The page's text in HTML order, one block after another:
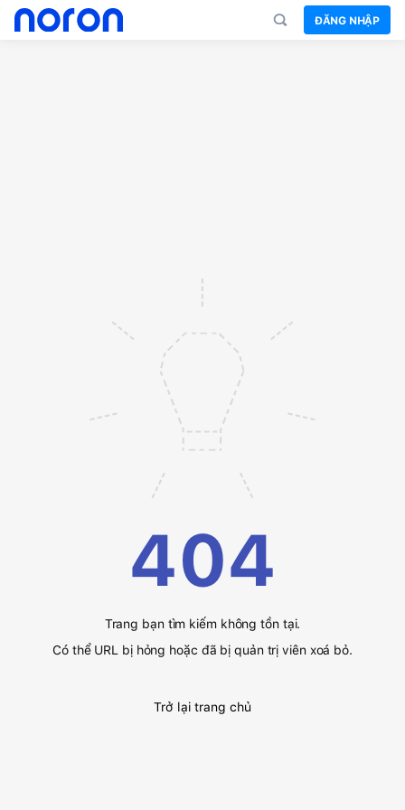
ĐĂNG NHẬP
404
Trang bạn tìm kiếm không tồn tại.
Có thể URL bị hỏng hoặc đã bị quản trị viên xoá bỏ.
Trở lại trang chủ